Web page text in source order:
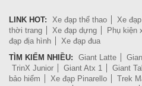
LINK HOT: Xe đạp thể thao Xe
thời trang
Xe đạp dựng Phụ kiện
đạp địa hình
Xe đạp đua
TÌM KIẾM NHIỀU:
Giant Latte
TrinX Junior
Giant Atx 1 Giant
bảo hiểm
Xe đạp Pinarello Trek